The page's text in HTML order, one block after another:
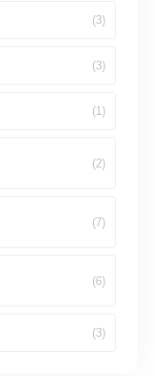
(3)
(3)
(1)
(2)
(7)
(6)
(3)